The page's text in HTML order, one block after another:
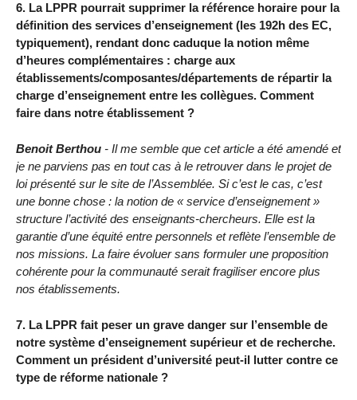
6. La LPPR pourrait supprimer la référence horaire pour la
définition des services d’enseignement (les 192h des EC,
typiquement), rendant donc caduque la notion même
d’heures complémentaires : charge aux
établissements/composantes/départements de répartir la
charge d’enseignement entre les collègues. Comment
faire dans notre établissement ?
Benoit Berthou - Il me semble que cet article a été amendé et
je ne parviens pas en tout cas à le retrouver dans le projet de
loi présenté sur le site de l’Assemblée. Si c’est le cas, c’est
une bonne chose : la notion de « service d’enseignement »
structure l’activité des enseignants-chercheurs. Elle est la
garantie d’une équité entre personnels et reflète l’ensemble de
nos missions. La faire évoluer sans formuler une proposition
cohérente pour la communauté serait fragiliser encore plus
nos établissements.
7. La LPPR fait peser un grave danger sur l’ensemble de
notre système d’enseignement supérieur et de recherche.
Comment un président d’université peut-il lutter contre ce
type de réforme nationale ?